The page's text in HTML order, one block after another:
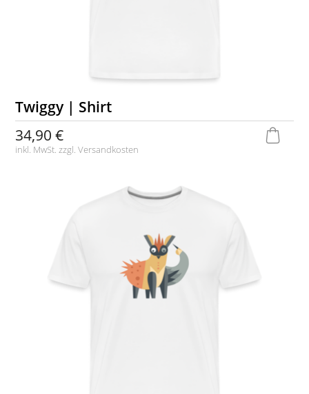
Twiggy | Shirt
34,90 €
inkl. MwSt. zzgl.Versandkosten